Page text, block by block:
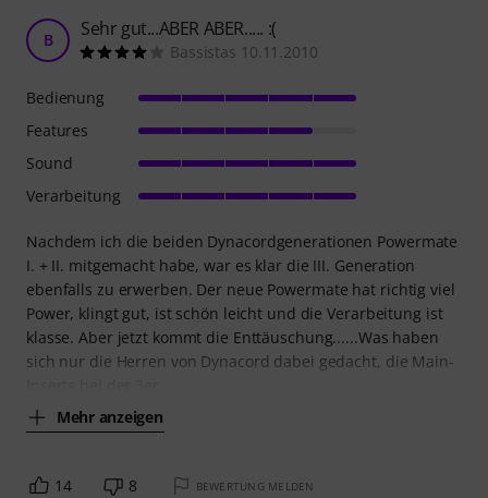
B Sehr gut...ABER ABER..... :(
Bassistas 10.11.2010
Nachdem ich die beiden Dynacordgenerationen Powermate
I. + II. mitgemacht habe, war es klar die III. Generation
ebenfalls zu erwerben. Der neue Powermate hat richtig viel
Power, klingt gut, ist schön leicht und die Verarbeitung ist
klasse. Aber jetzt kommt die Enttäuschung......Was haben
sich nur die Herren von Dynacord dabei gedacht, die Main-
Mehr anzeigen
Bedienung
Features
Sound
Verarbeitung
14 8 BEWERTUNG MELDEN